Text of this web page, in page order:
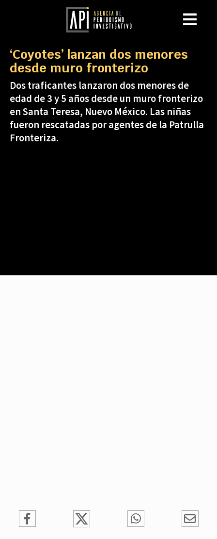
‘Coyotes’ lanzan dos menores
desde muro fronterizo
Dos traficantes lanzaron dos menores de
edad de 3 y 5 años desde un muro fronterizo
en Santa Teresa, Nuevo México. Las niñas
fueron rescatadas por agentes de la Patrulla
Fronteriza.